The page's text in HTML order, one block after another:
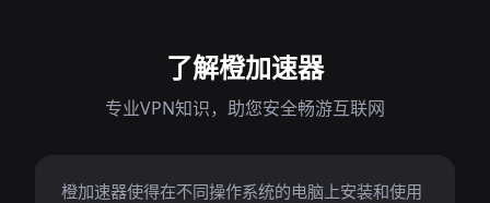
了解橙加速器
专业VPN知识，助您安全畅游互联网
橙加速器使得在不同操作系统的电脑上安装和使用